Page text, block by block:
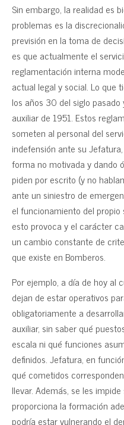
Sin embargo, la realidad es
problemas es la
previsión en la toma de
es que actualmente el
reglamentación interna
actual legal y social. Lo que
los años 30 del siglo
auxiliar de 1951. Estos
someten al personal del
indefensión ante su
forma no motivada y dando
piden por escrito (y no
ante un siniestro de
el funcionamiento del
esto provoca y el carácter
un cambio constante de
que existe en Bomberos.
Por ejemplo, a día de hoy al
dejan de estar operativos
obligatoriamente a
auxiliar, sin saber qué
escala ni qué funciones
definidos. Jefatura, en
qué cometidos
llevar. Además, se les
proporciona la formación
podría estar vulnerando el